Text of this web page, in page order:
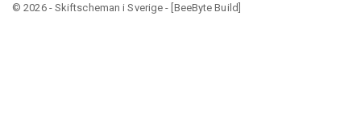
© 2026 - Skiftscheman i Sverige - [BeeByte Build]